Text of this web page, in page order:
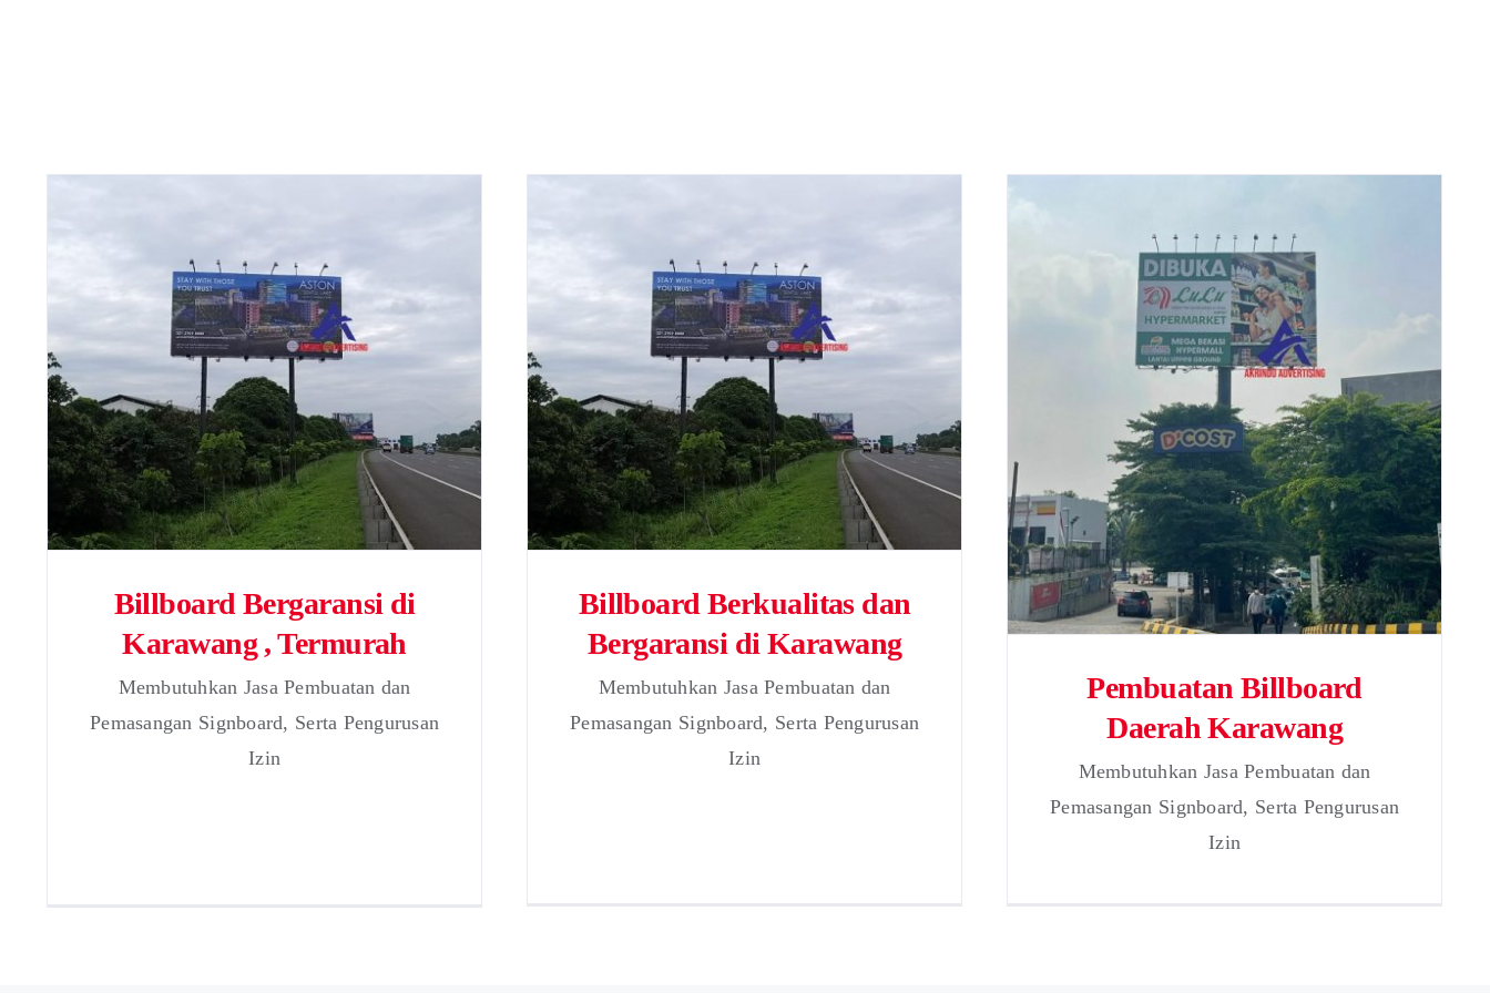
Billboard Bergaransi di
Karawang , Termurah
Membutuhkan Jasa Pembuatan dan
Pemasangan Signboard, Serta Pengurusan
Izin
Billboard Berkualitas dan
Bergaransi di Karawang
Membutuhkan Jasa Pembuatan dan
Pemasangan Signboard, Serta Pengurusan
Izin
Pembuatan Billboard
Daerah Karawang
Membutuhkan Jasa Pembuatan dan
Pemasangan Signboard, Serta Pengurusan
Izin